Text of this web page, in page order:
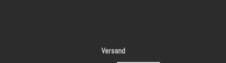
Versand